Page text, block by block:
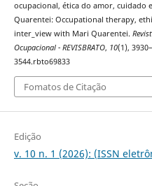
ocupacional, ética do amor, cuidado
Quarentei: Occupational therapy,
inter_view with Mari Quarentei.
Ocupacional - REVISBRATO, 10(1),
3544.rbto69833
Fomatos de Citação
Edição
v. 10 n. 1 (2026): (ISSN